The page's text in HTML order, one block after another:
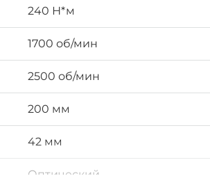
240 Н*м
1700 об/мин
2500 об/мин
200 мм
42 мм
Оптический